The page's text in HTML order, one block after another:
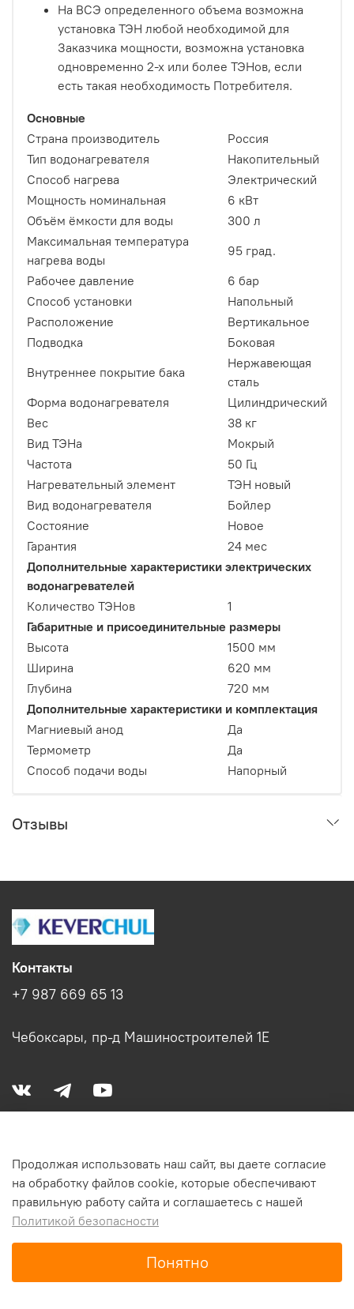
В корзину
На ВСЭ определенного объема возможна
установка ТЭН любой необходимой для
Заказчика мощности, возможна установка
одновременно 2-х или более ТЭНов, если
есть такая необходимость Потребителя.
Основные
Страна производитель
Россия
Тип водонагревателя
Накопительный
Способ нагрева
Электрический
Мощность номинальная
6 кВт
Объём ёмкости для воды
300 л
Максимальная температура
нагрева воды
95 град.
Рабочее давление
6 бар
Способ установки
Напольный
Расположение
Вертикальное
Подводка
Боковая
Внутреннее покрытие бака
Нержавеющая
сталь
Форма водонагревателя
Цилиндрический
Вес
38 кг
Вид ТЭНа
Мокрый
Частота
50 Гц
Нагревательный элемент
ТЭН новый
Вид водонагревателя
Бойлер
Состояние
Новое
Гарантия
24 мес
Дополнительные характеристики электрических
водонагревателей
Количество ТЭНов
1
Габаритные и присоединительные размеры
Высота
1500 мм
Ширина
620 мм
Глубина
720 мм
Дополнительные характеристики и комплектация
Магниевый анод
Да
Термометр
Да
Способ подачи воды
Напорный
Отзывы
Контакты
+7 987 669 65 13
Чебоксары, пр-д Машиностроителей 1Е
Продолжая использовать наш сайт, вы даете согласие
на обработку файлов cookie, которые обеспечивают
правильную работу сайта и соглашаетесь с нашей
Политикой безопасности
Понятно